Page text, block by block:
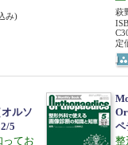
み)
萩
定
ルソ
5
ってお
ペ
整